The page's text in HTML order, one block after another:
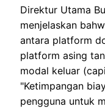
Direktur Utama
menjelaskan
antara platform
platform asing
modal keluar
"Ketimpangan
pengguna untuk